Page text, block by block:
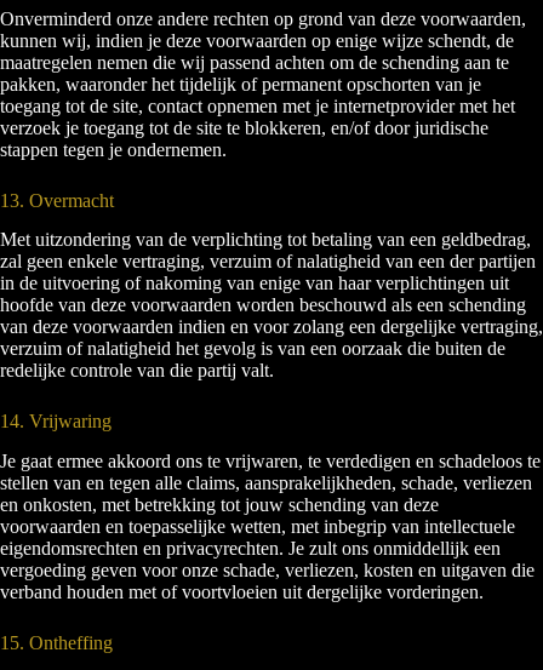
Onverminderd onze andere rechten op grond van deze voorwaarden,
kunnen wij, indien je deze voorwaarden op enige wijze schendt, de
maatregelen nemen die wij passend achten om de schending aan te
pakken, waaronder het tijdelijk of permanent opschorten van je
toegang tot de site, contact opnemen met je internetprovider met het
verzoek je toegang tot de site te blokkeren, en/of door juridische
stappen tegen je ondernemen.
13. Overmacht
Met uitzondering van de verplichting tot betaling van een geldbedrag,
zal geen enkele vertraging, verzuim of nalatigheid van een der partijen
in de uitvoering of nakoming van enige van haar verplichtingen uit
hoofde van deze voorwaarden worden beschouwd als een schending
van deze voorwaarden indien en voor zolang een dergelijke vertraging,
verzuim of nalatigheid het gevolg is van een oorzaak die buiten de
redelijke controle van die partij valt.
14. Vrijwaring
Je gaat ermee akkoord ons te vrijwaren, te verdedigen en schadeloos te
stellen van en tegen alle claims, aansprakelijkheden, schade, verliezen
en onkosten, met betrekking tot jouw schending van deze
voorwaarden en toepasselijke wetten, met inbegrip van intellectuele
eigendomsrechten en privacyrechten. Je zult ons onmiddellijk een
vergoeding geven voor onze schade, verliezen, kosten en uitgaven die
verband houden met of voortvloeien uit dergelijke vorderingen.
15. Ontheffing